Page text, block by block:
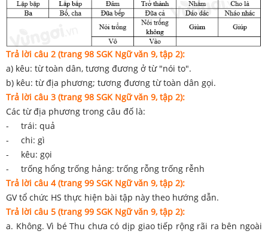
Trả lời câu 2 (trang 98 SGK Ngữ văn 9, tập 2):
a) kêu: từ toàn dân, tương đương ở từ "nói to".
b) kêu: từ địa phương; tương đương từ toàn dân gọi.
Trả lời câu 3 (trang 98 SGK Ngữ văn 9, tập 2):
Các từ địa phương trong câu đố là:
- trái: quả
- chi: gì
- kêu: gọi
- trống hổng trống hảng: trống rỗng trống rễnh
Trả lời câu 4 (trang 99 SGK Ngữ văn 9, tập 2):
GV tổ chức HS thực hiện bài tập này theo hướng dẫn.
Trả lời câu 5 (trang 99 SGK Ngữ văn 9, tập 2):
a. Không. Vì bé Thu chưa có dịp giao tiếp rộng rãi ra bên ngoài